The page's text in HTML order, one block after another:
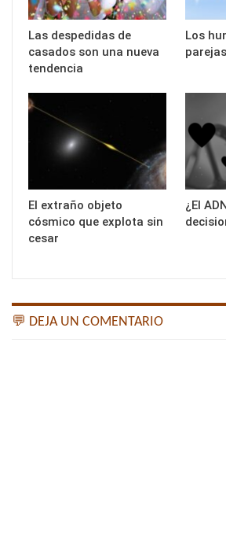
Las despedidas de
casados son una nueva
tendencia
Los
El extraño objeto
cósmico que explota sin
cesar
¿El
💬 DEJA UN COMENTARIO